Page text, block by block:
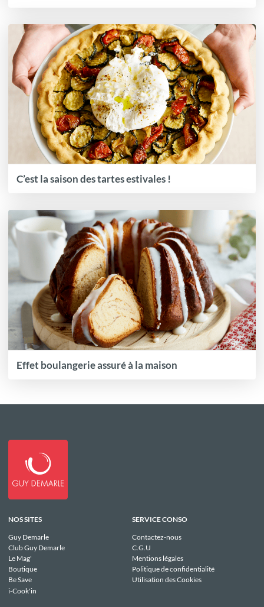
C’est la saison des tartes estivales !
Effet boulangerie assuré à la maison
NOS SITES
Guy Demarle
Club Guy Demarle
Le Mag'
Boutique
Be Save
i-Cook'in
SERVICE CONSO
Contactez-nous
C.G.U
Mentions légales
Politique de confidentialité
Utilisation des Cookies